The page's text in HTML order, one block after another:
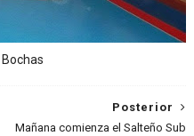
Posterior
Mañana comienza el Salteño Sub